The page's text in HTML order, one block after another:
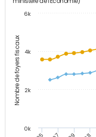
Nombre de foyers fiscaux
0k
2k
4k
6k